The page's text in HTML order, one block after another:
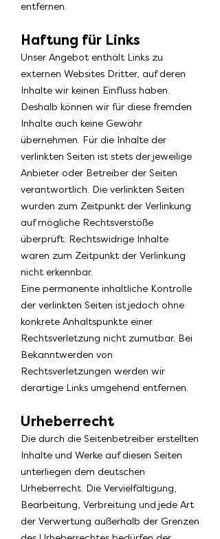
entfernen.
Haftung für Links
Unser Angebot enthält Links zu
externen Websites Dritter, auf deren
Inhalte wir keinen Einfluss haben.
Deshalb können wir für diese fremden
Inhalte auch keine Gewähr
übernehmen. Für die Inhalte der
verlinkten Seiten ist stets der jeweilige
Anbieter oder Betreiber der Seiten
verantwortlich. Die verlinkten Seiten
wurden zum Zeitpunkt der Verlinkung
auf mögliche Rechtsverstöße
überprüft. Rechtswidrige Inhalte
waren zum Zeitpunkt der Verlinkung
nicht erkennbar.
Eine permanente inhaltliche Kontrolle
der verlinkten Seiten ist jedoch ohne
konkrete Anhaltspunkte einer
Rechtsverletzung nicht zumutbar. Bei
Bekanntwerden von
Rechtsverletzungen werden wir
derartige Links umgehend entfernen.
Urheberrecht
Die durch die Seitenbetreiber erstellten
Inhalte und Werke auf diesen Seiten
unterliegen dem deutschen
Urheberrecht. Die Vervielfältigung,
Bearbeitung, Verbreitung und jede Art
der Verwertung außerhalb der Grenzen